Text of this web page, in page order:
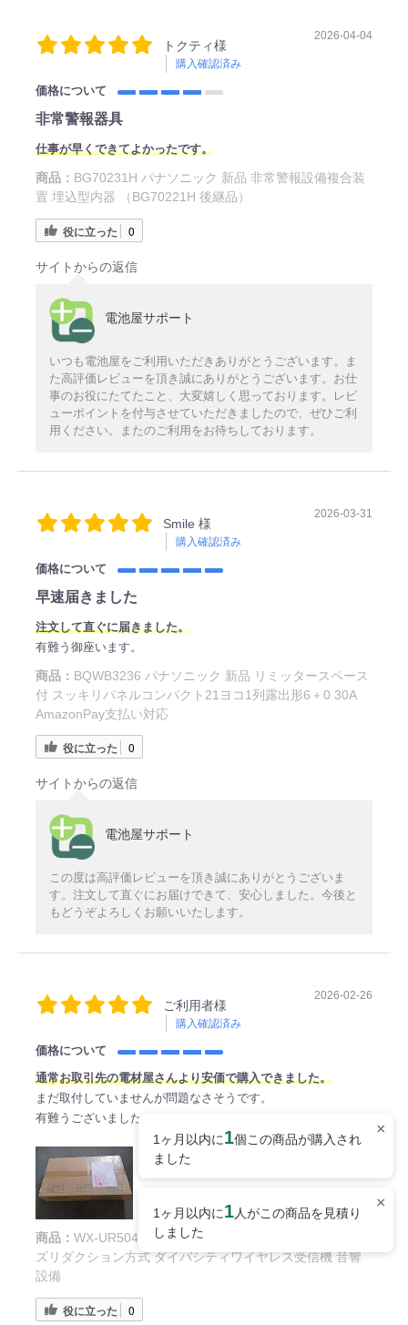
×
1ヶ月以内に1個この商品が購入され
ました
×
1ヶ月以内に1人がこの商品を見積り
しました
トクティ様
購入確認済み
2026-04-04
価格について
非常警報器具
仕事が早くできてよかったです。
商品： BG70231H パナソニック 新品 非常警報設備複合装
置 埋込型内器 （BG70221H 後継品）
役に立った 0
サイトからの返信
電池屋サポート
いつも電池屋をご利用いただきありがとうございます。ま
た高評価レビューを頂き誠にありがとうございます。お仕
事のお役にたてたこと、大変嬉しく思っております。レビ
ューポイントを付与させていただきましたので、ぜひご利
用ください。またのご利用をお待ちしております。
Smile 様
購入確認済み
2026-03-31
価格について
早速届きました
注文して直ぐに届きました。
有難う御座います。
商品： BQWB3236 パナソニック 新品 リミッタースペース
付 スッキリパネルコンパクト21ヨコ1列露出形6＋0 30A
AmazonPay支払い対応
役に立った 0
サイトからの返信
電池屋サポート
この度は高評価レビューを頂き誠にありがとうございま
す。注文して直ぐにお届けできて、安心しました。今後と
もどうぞよろしくお願いいたします。
ご利用者様
購入確認済み
2026-02-26
価格について
通常お取引先の電材屋さんより安価で購入できました。
まだ取付していませんが問題なさそうです。
有難うございました。
商品： WX-UR504 パナソニック 新品 800MHz帯PLLノイ
ズリダクション方式 ダイバシティワイヤレス受信機 音響
設備
役に立った 0